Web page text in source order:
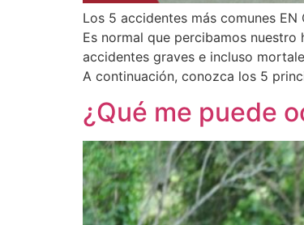
Los 5 accidentes más comunes EN
Es normal que percibamos
accidentes graves e incluso
A continuación, conozca los 5
¿Qué me puede